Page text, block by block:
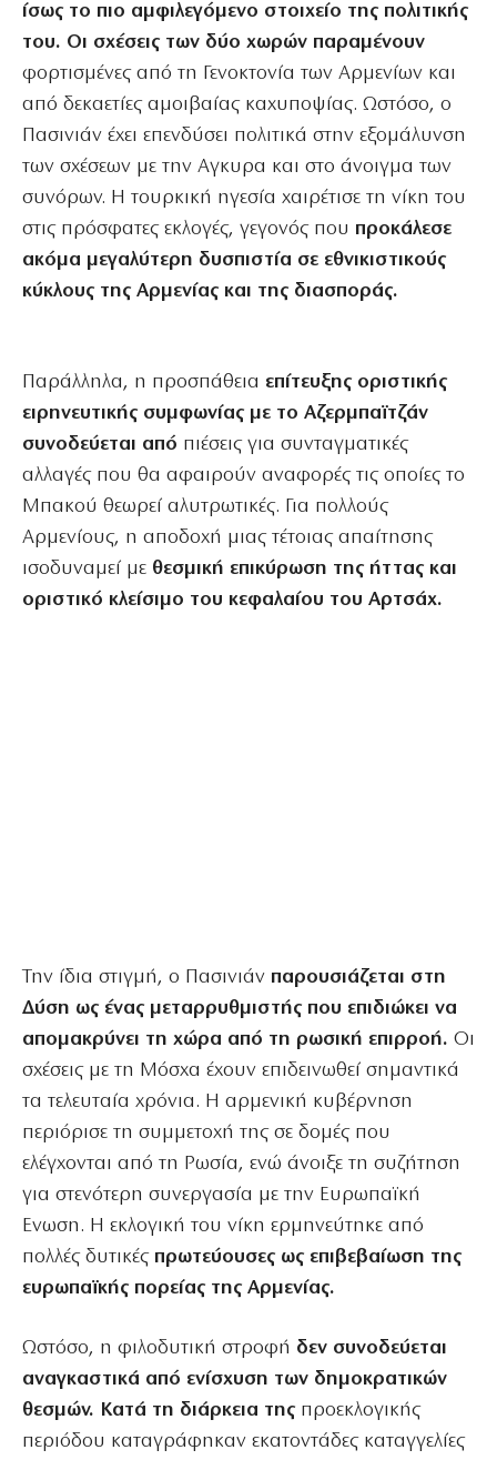
ίσως το πιο αμφιλεγόμενο στοιχείο της πολιτικής
του. Οι σχέσεις των δύο χωρών παραμένουν
φορτισμένες από τη Γενοκτονία των Αρμενίων και
από δεκαετίες αμοιβαίας καχυποψίας. Ωστόσο, ο
Πασινιάν έχει επενδύσει πολιτικά στην εξομάλυνση
των σχέσεων με την Αγκυρα και στο άνοιγμα των
συνόρων. Η τουρκική ηγεσία χαιρέτισε τη νίκη του
στις πρόσφατες εκλογές, γεγονός που προκάλεσε
ακόμα μεγαλύτερη δυσπιστία σε εθνικιστικούς
κύκλους της Αρμενίας και της διασποράς.
Παράλληλα, η προσπάθεια επίτευξης οριστικής
ειρηνευτικής συμφωνίας με το Αζερμπαϊτζάν
συνοδεύεται από πιέσεις για συνταγματικές
αλλαγές που θα αφαιρούν αναφορές τις οποίες το
Μπακού θεωρεί αλυτρωτικές. Για πολλούς
Αρμενίους, η αποδοχή μιας τέτοιας απαίτησης
ισοδυναμεί με θεσμική επικύρωση της ήττας και
οριστικό κλείσιμο του κεφαλαίου του Αρτσάχ.
Την ίδια στιγμή, ο Πασινιάν παρουσιάζεται στη
Δύση ως ένας μεταρρυθμιστής που επιδιώκει να
απομακρύνει τη χώρα από τη ρωσική επιρροή. Οι
σχέσεις με τη Μόσχα έχουν επιδεινωθεί σημαντικά
τα τελευταία χρόνια. Η αρμενική κυβέρνηση
περιόρισε τη συμμετοχή της σε δομές που
ελέγχονται από τη Ρωσία, ενώ άνοιξε τη συζήτηση
για στενότερη συνεργασία με την Ευρωπαϊκή
Ενωση. Η εκλογική του νίκη ερμηνεύτηκε από
πολλές δυτικές πρωτεύουσες ως επιβεβαίωση της
ευρωπαϊκής πορείας της Αρμενίας.
Ωστόσο, η φιλοδυτική στροφή δεν συνοδεύεται
αναγκαστικά από ενίσχυση των δημοκρατικών
θεσμών. Κατά τη διάρκεια της προεκλογικής
περιόδου καταγράφηκαν εκατοντάδες καταγγελίες